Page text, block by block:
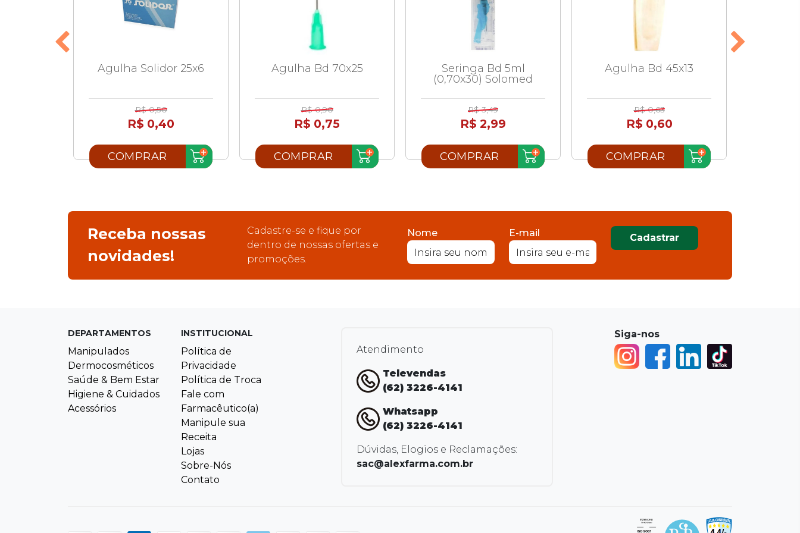
Agulha Solidor 25x6
R$ 0,50
R$ 0,40
COMPRAR
Agulha Bd 70x25
R$ 0,90
R$ 0,75
COMPRAR
Seringa Bd 5ml
(0,70x30) Solomed
R$ 3,49
R$ 2,99
COMPRAR
Agulha Bd 45x13
R$ 0,63
R$ 0,60
COMPRAR
Receba nossas
novidades!
Cadastre-se e fique por
dentro de nossas ofertas e
promoções.
Nome E-mail Cadastrar
DEPARTAMENTOS
Manipulados
Dermocosméticos
Saúde & Bem Estar
Higiene & Cuidados
Acessórios
INSTITUCIONAL
Política de
Privacidade
Política de Troca
Fale com
Farmacêutico(a)
Manipule sua
Receita
Lojas
Sobre-Nós
Contato
Atendimento
Televendas
(62) 3226-4141
Whatsapp
(62) 3226-4141
Dúvidas, Elogios e Reclamações:
sac@alexfarma.com.br
Siga-nos